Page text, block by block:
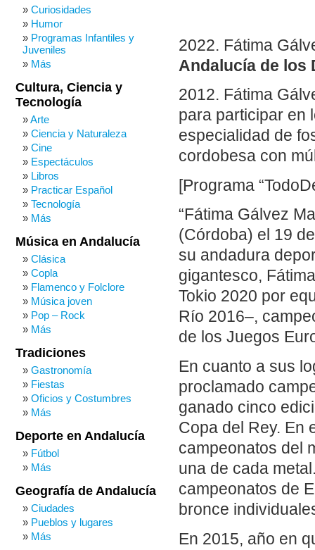
2022. Fátima
Andalucía de los
2012. Fátima
para participar en
especialidad de
cordobesa con
[Programa
“Fátima Gálvez
(Córdoba) el 19
su andadura
gigantesco,
Tokio 2020 por
Río 2016–,
de los Juegos
En cuanto a sus
proclamado
ganado cinco
Copa del Rey. En
campeonatos del
una de cada
campeonatos de
bronce
En 2015, año en
Curiosidades
Humor
Programas Infantiles y
Juveniles
Más
Cultura, Ciencia y
Tecnología
Arte
Ciencia y Naturaleza
Cine
Espectáculos
Libros
Practicar Español
Tecnología
Más
Música en Andalucía
Clásica
Copla
Flamenco y Folclore
Música joven
Pop – Rock
Más
Tradiciones
Gastronomía
Fiestas
Oficios y Costumbres
Más
Deporte en Andalucía
Fútbol
Más
Geografía de Andalucía
Ciudades
Pueblos y lugares
Más